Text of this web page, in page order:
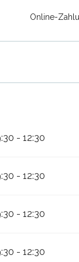
Online-
- 12:30
- 12:30
- 12:30
- 12:30